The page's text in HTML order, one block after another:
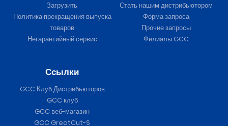
Загрузить
Политика прекращения выпуска
товаров
Негарантийный сервис
Стать нашим дистрибьютором
Форма запроса
Прочие запросы
Филиалы GCC
Ссылки
GCC Клуб Дистрибьюторов
GCC клуб
GCC веб-магазин
GCC GreatCut-S